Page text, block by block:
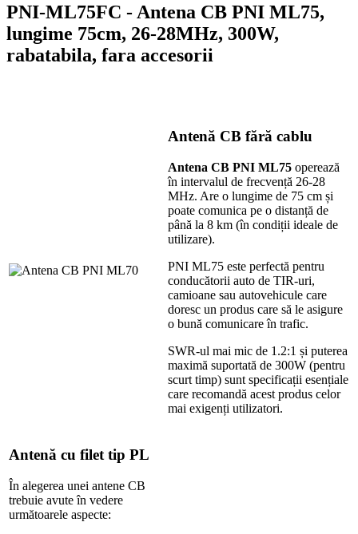
PNI-ML75FC - Antena CB PNI ML75,
lungime 75cm, 26-28MHz, 300W,
rabatabila, fara accesorii
Antenă CB fără cablu
Antena CB PNI ML75 operează
în intervalul de frecvență 26-28
MHz. Are o lungime de 75 cm și
poate comunica pe o distanță de
până la 8 km (în condiții ideale de
utilizare).
PNI ML75 este perfectă pentru
conducătorii auto de TIR-uri,
camioane sau autovehicule care
doresc un produs care să le asigure
o bună comunicare în trafic.
SWR-ul mai mic de 1.2:1 și puterea
maximă suportată de 300W (pentru
scurt timp) sunt specificații esențiale
care recomandă acest produs celor
mai exigenți utilizatori.
Antenă cu filet tip PL
În alegerea unei antene CB
trebuie avute în vedere
următoarele aspecte: